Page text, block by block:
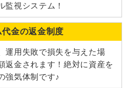
監視システム！
代金の返金制度
運用失敗で損失を与えた場
返金されます！絶対に資産を
強気体制です♪